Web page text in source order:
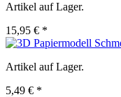
Artikel auf Lager.
15,95 € *
Artikel auf Lager.
5,49 € *